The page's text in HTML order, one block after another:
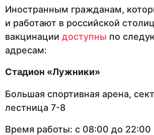
Иностранным гражданам,
и работают в российской
вакцинации доступны по
адресам:
Стадион «Лужники»
Большая спортивная арена,
лестница 7-8
Время работы: с 08:00 до 22:00